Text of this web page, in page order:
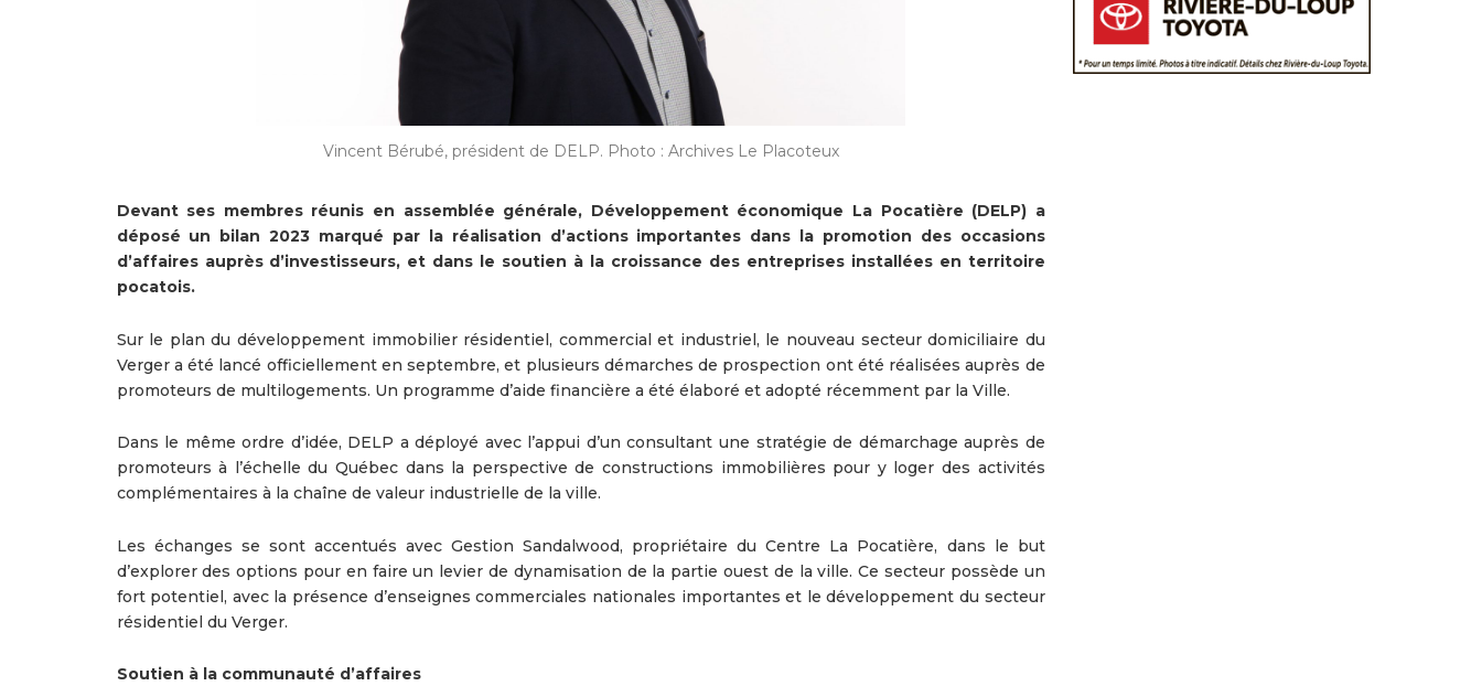
Vincent Bérubé, président de DELP. Photo : Archives Le Placoteux
Devant ses membres réunis en assemblée générale, Développement économique La Pocatière (DELP) a
déposé un bilan 2023 marqué par la réalisation d’actions importantes dans la promotion des occasions
d’affaires auprès d’investisseurs, et dans le soutien à la croissance des entreprises installées en territoire
pocatois.
Sur le plan du développement immobilier résidentiel, commercial et industriel, le nouveau secteur domiciliaire du
Verger a été lancé officiellement en septembre, et plusieurs démarches de prospection ont été réalisées auprès de
promoteurs de multilogements. Un programme d’aide financière a été élaboré et adopté récemment par la Ville.
Dans le même ordre d’idée, DELP a déployé avec l’appui d’un consultant une stratégie de démarchage auprès de
promoteurs à l’échelle du Québec dans la perspective de constructions immobilières pour y loger des activités
complémentaires à la chaîne de valeur industrielle de la ville.
Les échanges se sont accentués avec Gestion Sandalwood, propriétaire du Centre La Pocatière, dans le but
d’explorer des options pour en faire un levier de dynamisation de la partie ouest de la ville. Ce secteur possède un
fort potentiel, avec la présence d’enseignes commerciales nationales importantes et le développement du secteur
résidentiel du Verger.
Soutien à la communauté d’affaires